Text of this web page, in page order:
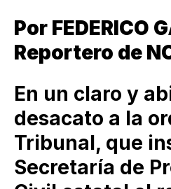
Por FEDERICO
Reportero de
En un claro y
desacato a la
Tribunal, que
Secretaría de